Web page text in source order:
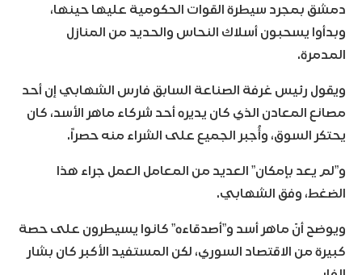
دمشق بمجرد سيطرة القوات الحكومية عليها حينها،
وبدأوا يسحبون أسلاك النحاس والحديد من المنازل
المدمرة.
ويقول رئيس غرفة الصناعة السابق فارس الشهابي إن أحد
مصانع المعادن الذي كان يديره أحد شركاء ماهر الأسد، كان
يحتكر السوق، وأُجبر الجميع على الشراء منه حصراً.
و”لم يعد بإمكان” العديد من المعامل العمل جراء هذا
الضغط، وفق الشهابي.
ويوضح أنّ ماهر أسد و”أصدقاءه” كانوا يسيطرون على حصة
كبيرة من الاقتصاد السوري، لكن المستفيد الأكبر كان بشار